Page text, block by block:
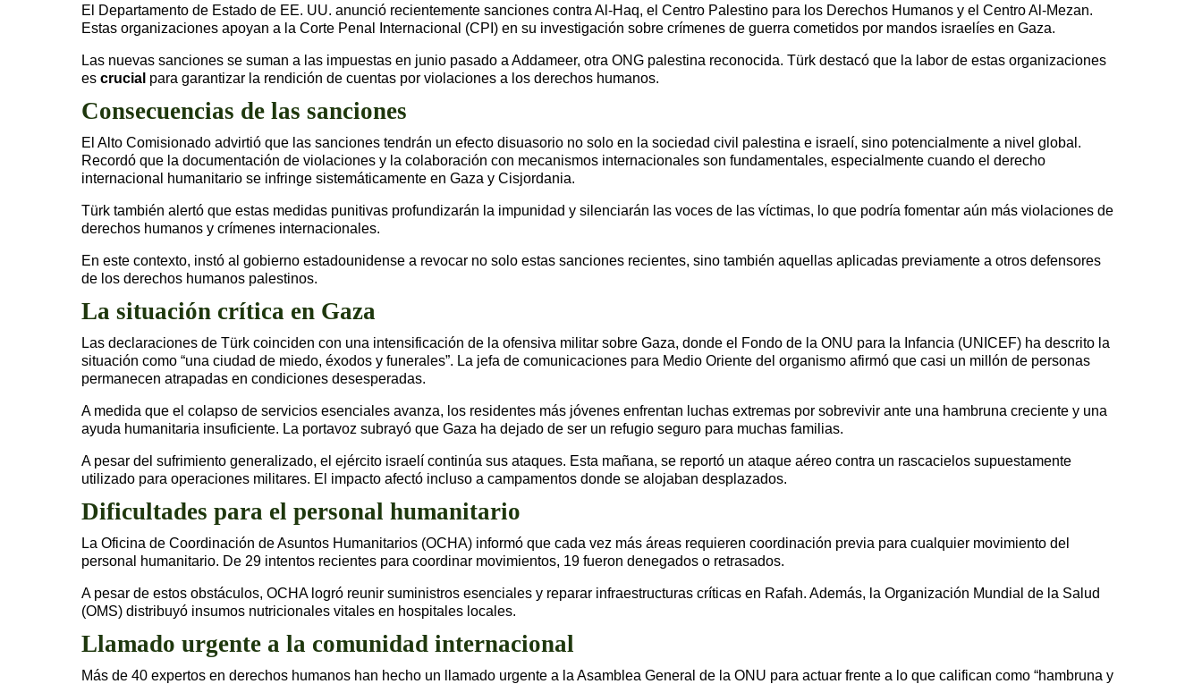
El Departamento de Estado de EE. UU. anunció recientemente sanciones contra Al-Haq, el Centro Palestino para los Derechos Humanos y el Centro Al-Mezan.
Estas organizaciones apoyan a la Corte Penal Internacional (CPI) en su investigación sobre crímenes de guerra cometidos por mandos israelíes en Gaza.
Las nuevas sanciones se suman a las impuestas en junio pasado a Addameer, otra ONG palestina reconocida. Türk destacó que la labor de estas organizaciones
es crucial para garantizar la rendición de cuentas por violaciones a los derechos humanos.
Consecuencias de las sanciones
El Alto Comisionado advirtió que las sanciones tendrán un efecto disuasorio no solo en la sociedad civil palestina e israelí, sino potencialmente a nivel global.
Recordó que la documentación de violaciones y la colaboración con mecanismos internacionales son fundamentales, especialmente cuando el derecho
internacional humanitario se infringe sistemáticamente en Gaza y Cisjordania.
Türk también alertó que estas medidas punitivas profundizarán la impunidad y silenciarán las voces de las víctimas, lo que podría fomentar aún más violaciones de
derechos humanos y crímenes internacionales.
En este contexto, instó al gobierno estadounidense a revocar no solo estas sanciones recientes, sino también aquellas aplicadas previamente a otros defensores
de los derechos humanos palestinos.
La situación crítica en Gaza
Las declaraciones de Türk coinciden con una intensificación de la ofensiva militar sobre Gaza, donde el Fondo de la ONU para la Infancia (UNICEF) ha descrito la
situación como “una ciudad de miedo, éxodos y funerales”. La jefa de comunicaciones para Medio Oriente del organismo afirmó que casi un millón de personas
permanecen atrapadas en condiciones desesperadas.
A medida que el colapso de servicios esenciales avanza, los residentes más jóvenes enfrentan luchas extremas por sobrevivir ante una hambruna creciente y una
ayuda humanitaria insuficiente. La portavoz subrayó que Gaza ha dejado de ser un refugio seguro para muchas familias.
A pesar del sufrimiento generalizado, el ejército israelí continúa sus ataques. Esta mañana, se reportó un ataque aéreo contra un rascacielos supuestamente
utilizado para operaciones militares. El impacto afectó incluso a campamentos donde se alojaban desplazados.
Dificultades para el personal humanitario
La Oficina de Coordinación de Asuntos Humanitarios (OCHA) informó que cada vez más áreas requieren coordinación previa para cualquier movimiento del
personal humanitario. De 29 intentos recientes para coordinar movimientos, 19 fueron denegados o retrasados.
A pesar de estos obstáculos, OCHA logró reunir suministros esenciales y reparar infraestructuras críticas en Rafah. Además, la Organización Mundial de la Salud
(OMS) distribuyó insumos nutricionales vitales en hospitales locales.
Llamado urgente a la comunidad internacional
Más de 40 expertos en derechos humanos han hecho un llamado urgente a la Asamblea General de la ONU para actuar frente a lo que califican como “hambruna y